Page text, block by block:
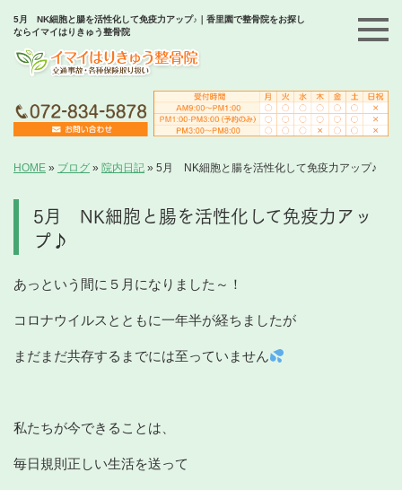
5月 NK細胞と腸を活性化して免疫力アップ♪｜香里園で整骨院をお探し
ならイマイはりきゅう整骨院
HOME » ブログ » 院内日記 » 5月 NK細胞と腸を活性化して免疫力アップ♪
5月 NK細胞と腸を活性化して免疫力アッ
プ♪
あっという間に５月になりました～！
コロナウイルスとともに一年半が経ちましたが
まだまだ共存するまでには至っていません
私たちが今できることは、
毎日規則正しい生活を送って